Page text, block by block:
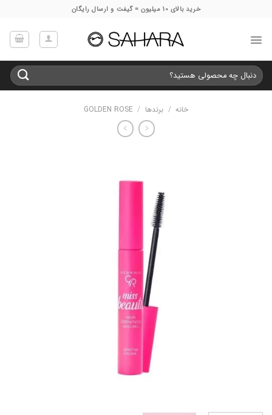
خرید بالای 10 میلیون = گیفت و ارسال رایگان
جستجو
برای:
خانه / برندها /
GOLDEN ROSE